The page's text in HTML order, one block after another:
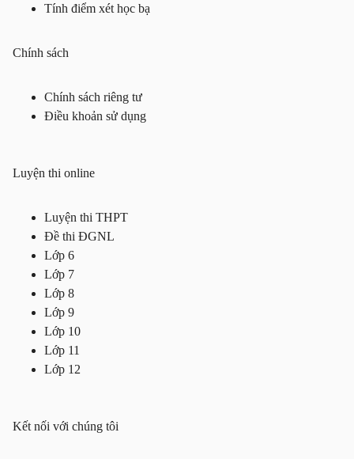
Tính điểm xét học bạ
Chính sách
Chính sách riêng tư
Điều khoản sử dụng
Luyện thi online
Luyện thi THPT
Đề thi ĐGNL
Lớp 6
Lớp 7
Lớp 8
Lớp 9
Lớp 10
Lớp 11
Lớp 12
Kết nối với chúng tôi